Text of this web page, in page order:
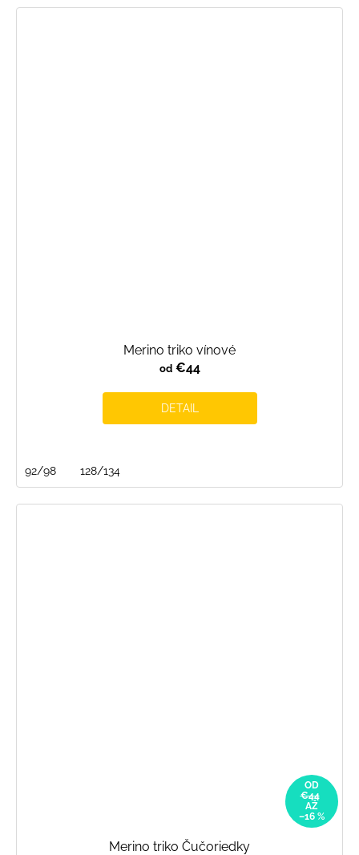
Merino triko vínové
od€44
DETAIL
92/98 128/134
OD
€44
AŽ
–16 %
Merino triko Čučoriedky